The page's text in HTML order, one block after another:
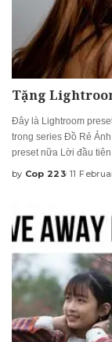
Tặng
Đây là Lightroom
trong series Đồ Rẻ
preset nữa Lời đầu
Posted
by Cop 223 11